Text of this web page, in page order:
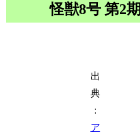
怪獣8号 第2期
出
典
：
ア